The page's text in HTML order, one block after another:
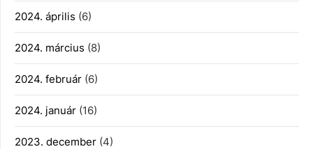
2024. április (6)
2024. március (8)
2024. február (6)
2024. január (16)
2023. december (4)